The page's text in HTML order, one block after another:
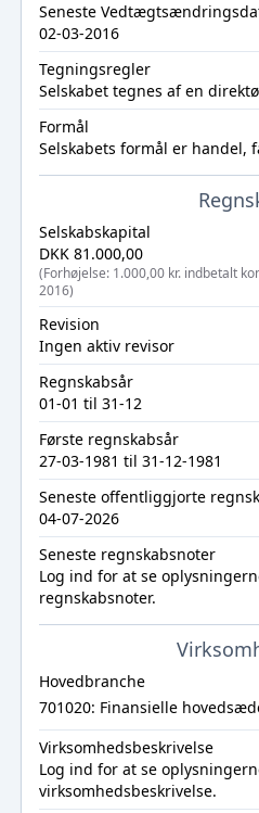
Seneste
02-03-2016
Tegningsregler
Selskabet tegnes af en
Formål
Selskabets formål er handel,
Selskabskapital
DKK 81.000,00
(Forhøjelse: 1.000,00 kr. indbetalt
2016)
Revision
Ingen aktiv revisor
Regnskabsår
01-01 til 31-12
Første regnskabsår
27-03-1981 til 31-12-1981
Seneste offentliggjorte
04-07-2026
Seneste regnskabsnoter
Log ind for at se
regnskabsnoter.
Hovedbranche
701020: Finansielle
Virksomhedsbeskrivelse
Log ind for at se
virksomhedsbeskrivelse.